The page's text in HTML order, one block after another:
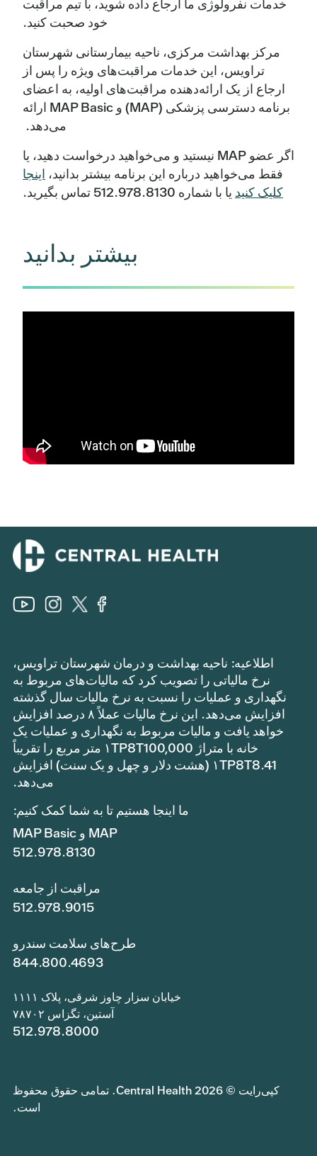
خدمات نفرولوژی ما ارجاع داده شوید، با تیم مراقبت
خود صحبت کنید.
مرکز بهداشت مرکزی، ناحیه بیمارستانی شهرستان
تراویس، این خدمات مراقبت‌های ویژه را پس از
ارجاع از یک ارائه‌دهنده مراقبت‌های اولیه، به اعضای
برنامه دسترسی پزشکی (MAP) و MAP Basic ارائه
می‌دهد.
اگر عضو MAP نیستید و می‌خواهید درخواست دهید، یا
فقط می‌خواهید درباره این برنامه بیشتر بدانید، اینجا
کلیک کنید یا با شماره ‎512.978.8130 تماس بگیرید.
بیشتر بدانید
اطلاعیه: ناحیه بهداشت و درمان شهرستان تراویس،
نرخ مالیاتی را تصویب کرد که مالیات‌های مربوط به
نگهداری و عملیات را نسبت به نرخ مالیات سال گذشته
افزایش می‌دهد. این نرخ مالیات عملاً ۸ درصد افزایش
خواهد یافت و مالیات مربوط به نگهداری و عملیات یک
خانه با متراژ ۱TP8T100,000 متر مربع را تقریباً
۱TP8T8.41 (هشت دلار و چهل و یک سنت) افزایش
می‌دهد.
ما اینجا هستیم تا به شما کمک کنیم:
MAP و MAP Basic
512.978.8130
مراقبت از جامعه
512.978.9015
طرح‌های سلامت سندرو
844.800.4693
خیابان سزار چاوز شرقی، پلاک ۱۱۱۱
آستین، تگزاس ۷۸۷۰۲
512.978.8000
کپی‌رایت © 2026 Central Health. تمامی حقوق محفوظ
است.